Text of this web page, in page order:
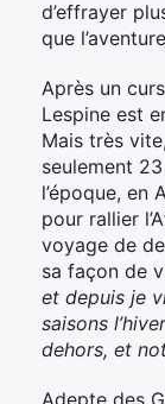
d’effrayer
que
Après un
Lespine est
Mais très
seulement
l’époque,
pour rallier
voyage de
sa façon de
et depuis je
saisons
dehors, et